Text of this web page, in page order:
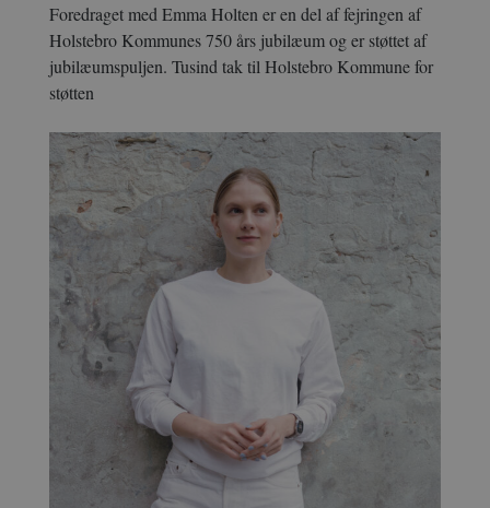
Foredraget med Emma Holten er en del af fejringen af
Holstebro Kommunes 750 års jubilæum og er støttet af
jubilæumspuljen. Tusind tak til Holstebro Kommune for
støtten